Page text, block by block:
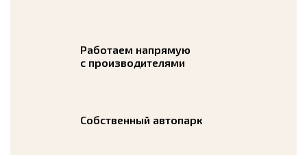
Работаем напрямую
с производителями
Собственный автопарк